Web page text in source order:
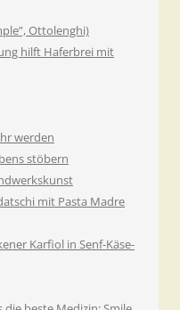
Ottolenghi)
hilft Haferbrei mit
werden
stöbern
mit Pasta Madre
Karfiol in Senf-Käse-